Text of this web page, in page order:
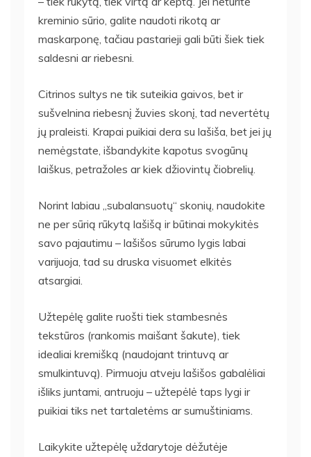
kreminio sūrio, galite naudoti rikotą ar
maskarponę, tačiau pastarieji gali būti šiek tiek
saldesni ar riebesni.
Citrinos sultys ne tik suteikia gaivos, bet ir
sušvelnina riebesnį žuvies skonį, tad nevertėtų
jų praleisti. Krapai puikiai dera su lašiša, bet jei jų
nemėgstate, išbandykite kapotus svogūnų
laiškus, petražoles ar kiek džiovintų čiobrelių.
Norint labiau „subalansuotų“ skonių, naudokite
ne per sūrią rūkytą lašišą ir būtinai mokykitės
savo pajautimu – lašišos sūrumo lygis labai
varijuoja, tad su druska visuomet elkitės
atsargiai.
Užtepėlę galite ruošti tiek stambesnės
tekstūros (rankomis maišant šakute), tiek
idealiai kremišką (naudojant trintuvą ar
smulkintuvą). Pirmuoju atveju lašišos gabalėliai
išliks juntami, antruoju – užtepėlė taps lygi ir
puikiai tiks net tartaletėms ar sumuštiniams.
Laikykite užtepėlę uždarytoje dėžutėje